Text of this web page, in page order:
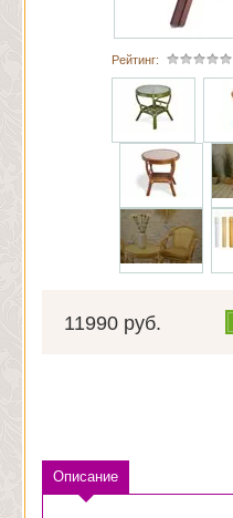
Рейтинг:
11990 руб.
Описание